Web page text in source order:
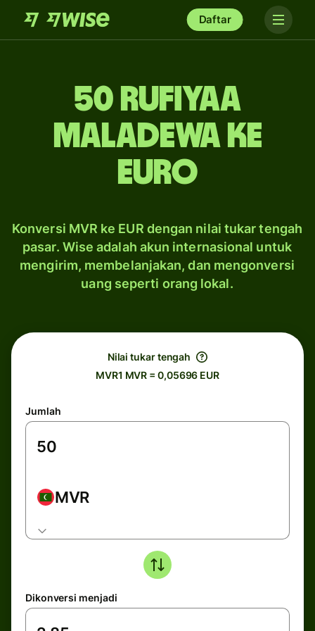
Daftar
50 rufiyaa
Maladewa ke
euro
Konversi MVR ke EUR dengan nilai tukar tengah
pasar. Wise adalah akun internasional untuk
mengirim, membelanjakan, dan mengonversi
uang seperti orang lokal.
Nilai tukar tengah
MVR1 MVR = 0,05696 EUR
Jumlah
MVR
Dikonversi menjadi